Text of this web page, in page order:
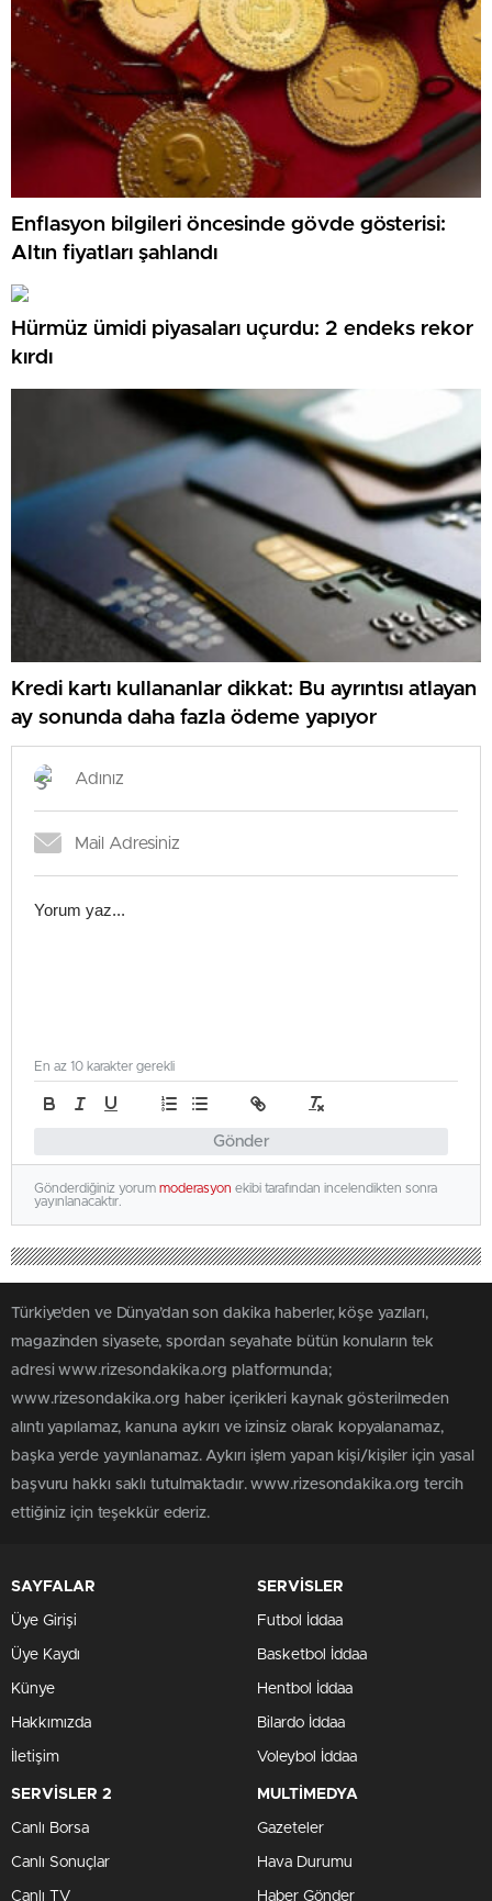
Enflasyon bilgileri öncesinde gövde gösterisi:
Altın fiyatları şahlandı
Hürmüz ümidi piyasaları uçurdu: 2 endeks rekor
kırdı
Kredi kartı kullananlar dikkat: Bu ayrıntısı atlayan
ay sonunda daha fazla ödeme yapıyor
Gönder
En az 10 karakter gerekli
Gönderdiğiniz yorum moderasyon ekibi tarafından incelendikten sonra
yayınlanacaktır.
Türkiye'den ve Dünya’dan son dakika haberler, köşe yazıları,
magazinden siyasete, spordan seyahate bütün konuların tek
adresi www.rizesondakika.org platformunda;
www.rizesondakika.org haber içerikleri kaynak gösterilmeden
alıntı yapılamaz, kanuna aykırı ve izinsiz olarak kopyalanamaz,
başka yerde yayınlanamaz. Aykırı işlem yapan kişi/kişiler için yasal
başvuru hakkı saklı tutulmaktadır. www.rizesondakika.org tercih
ettiğiniz için teşekkür ederiz.
SAYFALAR
Üye Girişi
Üye Kaydı
Künye
Hakkımızda
İletişim
SERVİSLER
Futbol İddaa
Basketbol İddaa
Hentbol İddaa
Bilardo İddaa
Voleybol İddaa
SERVİSLER 2
Canlı Borsa
Canlı Sonuçlar
Canlı TV
MULTİMEDYA
Gazeteler
Hava Durumu
Haber Gönder